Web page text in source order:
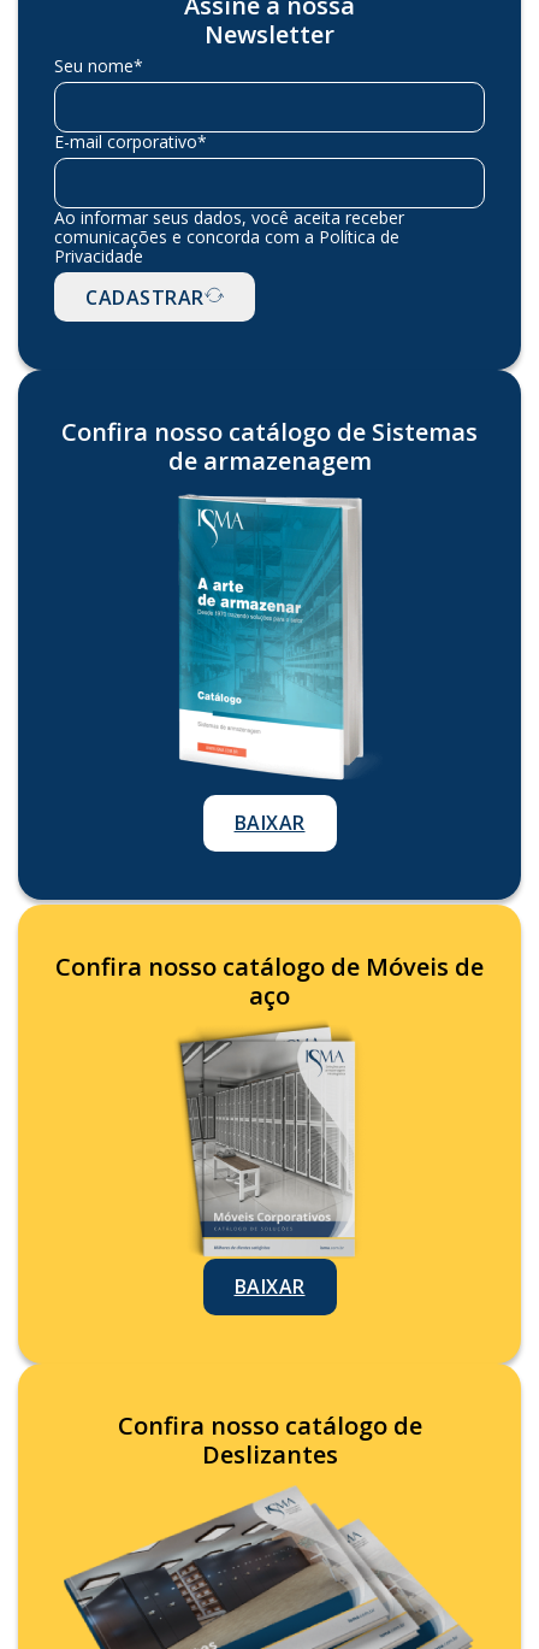
Newsletter
Seu nome*
E-mail corporativo*
Ao informar seus dados, você aceita receber
comunicações e concorda com a Política de
Privacidade
CADASTRAR
Confira nosso catálogo de Sistemas
de armazenagem
BAIXAR
Confira nosso catálogo de Móveis de
aço
BAIXAR
Confira nosso catálogo de
Deslizantes